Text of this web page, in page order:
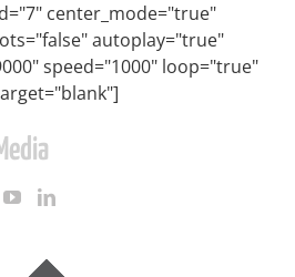
center_mode="true"
autoplay="true"
speed="1000" loop="true"